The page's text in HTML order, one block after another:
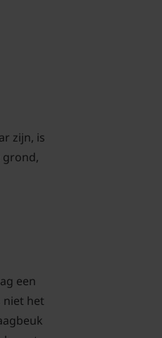
zijn, is
grond,
een
niet het